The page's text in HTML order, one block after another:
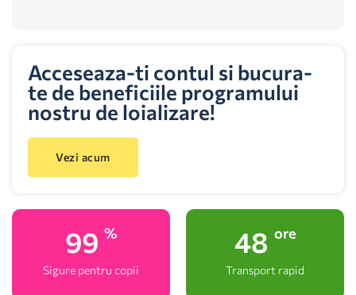
Acceseaza-ti contul si bucura-
te de beneficiile programului
nostru de loializare!
Vezi acum
100 %
Sigure pentru copii
48 ore
Transport rapid